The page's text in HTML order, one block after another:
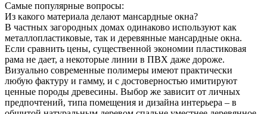
Самые популярные вопросы:
Из какого материала делают мансардные окна?
В частных загородных домах одинаково используют как
металлопластиковые, так и деревянные мансардные окна.
Если сравнить цены, существенной экономии пластиковая
рама не дает, а некоторые линии в ПВХ даже дороже.
Визуально современные полимеры имеют практически
любую фактуру и гамму, и с достоверностью имитируют
ценные породы древесины. Выбор же зависит от личных
предпочтений, типа помещения и дизайна интерьера – в